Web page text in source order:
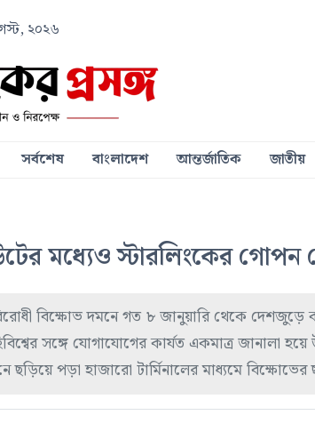
২০২৬
সর্বশেষ বাংলাদেশ আন্তর্জাতিক জাতীয়
মধ্যেও স্টারলিংকের গোপন
বিক্ষোভ দমনে গত ৮ জানুয়ারি থেকে দেশজুড়ে
সঙ্গে যোগাযোগের কার্যত একমাত্র জানালা হয়ে
ছড়িয়ে পড়া হাজারো টার্মিনালের মাধ্যমে